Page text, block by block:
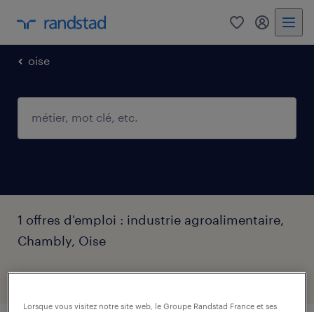
0 mon
oise
1 offres d'emploi : industrie agroalimentaire,
Chambly, Oise
Lorsque vous visitez notre site web, le Groupe Randstad France et ses